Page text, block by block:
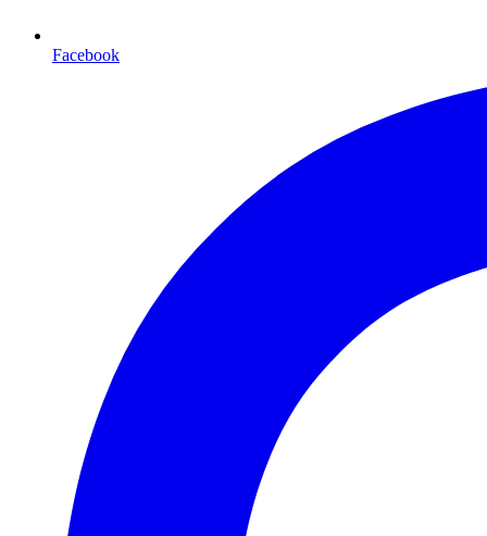
Facebook